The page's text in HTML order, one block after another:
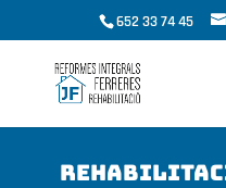
652 33 74 45